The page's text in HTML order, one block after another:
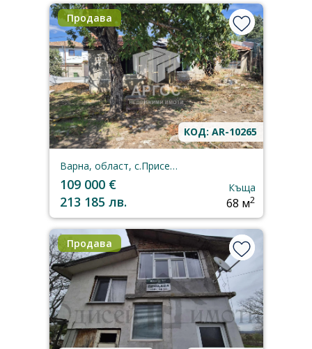
Продава
КОД: AR-10265
Варна, област, с.Приселци
109 000 €
213 185 лв.
Къща
68 м2
Продава